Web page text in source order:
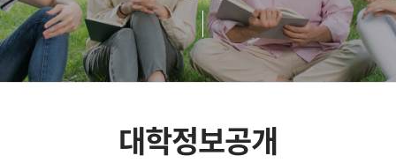
대학정보공개